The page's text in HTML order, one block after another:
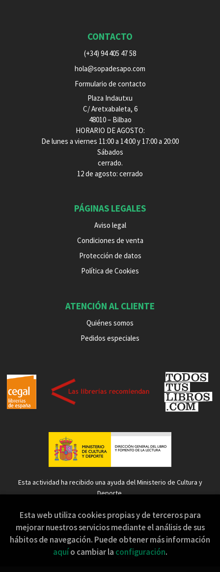
CONTACTO
(+34) 94 405 47 58
hola@sopadesapo.com
Formulario de contacto
Plaza Indautxu
C/ Aretxabaleta, 6
48010 – Bilbao
HORARIO DE AGOSTO:
De lunes a viernes 11:00 a 14:00 y 17:00 a 20:00
Sábados
cerrado.
12 de agosto: cerrado
PÁGINAS LEGALES
Aviso legal
Condiciones de venta
Protección de datos
Política de Cookies
ATENCIÓN AL CLIENTE
Quiénes somos
Pedidos especiales
Esta actividad ha recibido una ayuda del Ministerio de Cultura y
Deporte.
2026 © Sopa de Sapo . Todos los Derechos Reservados |
Grupo Trevenque
Esta web utiliza cookies propias y de terceros para
mejorar nuestros servicios mediante el análisis de sus
hábitos de navegación. Puede obtener más información
aquío cambiar la configuración.